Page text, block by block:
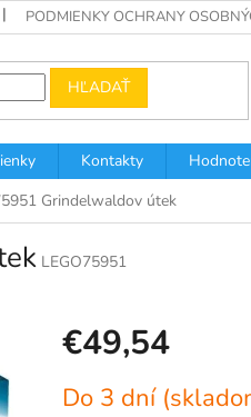
PODMIENKY OCHRANY
HĽADAŤ
Kontakty
Grindelwaldov útek
LEGO75951
€49,54
cena:
Do 3 dní